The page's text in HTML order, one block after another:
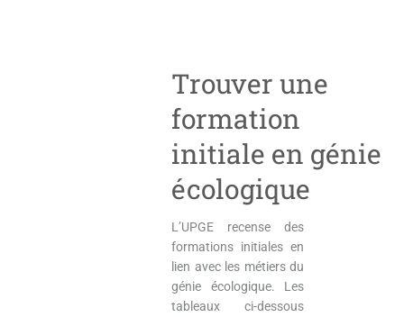
Trouver une
formation
initiale en génie
écologique
L’UPGE recense des
formations initiales en
lien avec les métiers du
génie écologique. Les
tableaux ci-dessous